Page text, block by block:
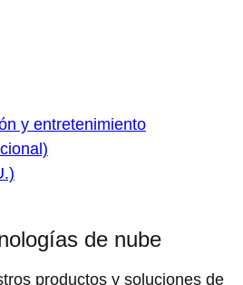
y entretenimiento
de nube
productos y soluciones de